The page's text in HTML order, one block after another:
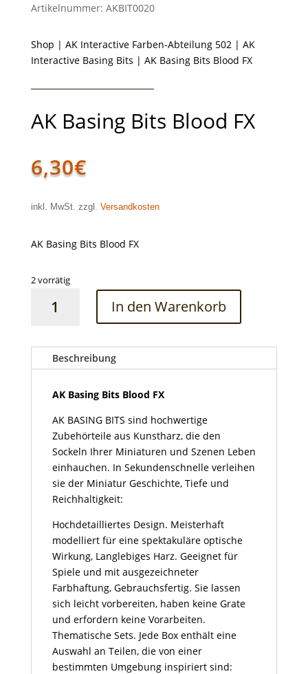
Artikelnummer: AKBIT0020
Shop | AK Interactive Farben-Abteilung 502| AK
Interactive Basing Bits | AK Basing Bits Blood FX
AK Basing Bits Blood FX
6,30€
inkl. MwSt. zzgl. Versandkosten
AK Basing Bits Blood FX
2 vorrätig
Basing
Menge
In den Warenkorb
Beschreibung
AK Basing Bits Blood FX
AK BASING BITS sind hochwertige
Zubehörteile aus Kunstharz, die den
Sockeln Ihrer Miniaturen und Szenen Leben
einhauchen. In Sekundenschnelle verleihen
sie der Miniatur Geschichte, Tiefe und
Reichhaltigkeit:
Hochdetailliertes Design. Meisterhaft
modelliert für eine spektakuläre optische
Wirkung, Langlebiges Harz. Geeignet für
Spiele und mit ausgezeichneter
Farbhaftung, Gebrauchsfertig. Sie lassen
sich leicht vorbereiten, haben keine Grate
und erfordern keine Vorarbeiten.
Thematische Sets. Jede Box enthält eine
Auswahl an Teilen, die von einer
bestimmten Umgebung inspiriert sind: